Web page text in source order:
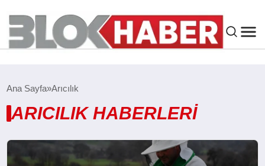
Ana Sayfa Arıcılık
ARICILIK HABERLERI